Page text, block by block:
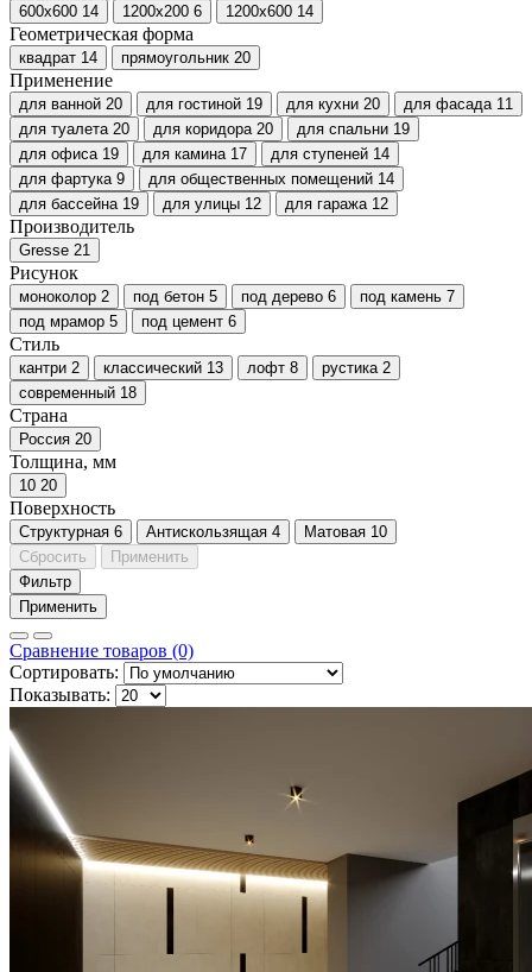
600х600 14 1200х200 6 1200х600 14
Геометрическая форма
квадрат 14 прямоугольник 20
Применение
для ванной 20 для гостиной 19 для кухни 20 для фасада 11
для туалета 20 для коридора 20 для спальни 19
для офиса 19 для камина 17 для ступеней 14
для фартука 9 для общественных помещений 14
для бассейна 19 для улицы 12 для гаража 12
Производитель
Gresse 21
Рисунок
моноколор 2 под бетон 5 под дерево 6 под камень 7
под мрамор 5 под цемент 6
Стиль
кантри 2 классический 13 лофт 8 рустика 2
современный 18
Страна
Россия 20
Толщина, мм
10 20
Поверхность
Cтруктурная 6 Антискользящая 4 Матовая 10
Сбросить
Применить
Фильтр
Применить
Сравнение товаров (0)
Сортировать:
Показывать: